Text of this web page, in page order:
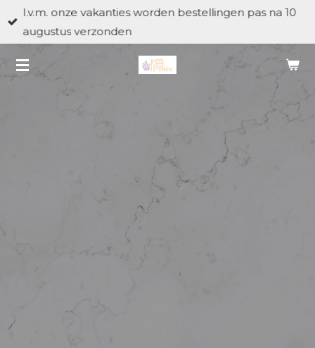
Ga
direct
de
hoofdinhoud
I.v.m. onze vakanties worden bestellingen pas na 10
augustus verzonden